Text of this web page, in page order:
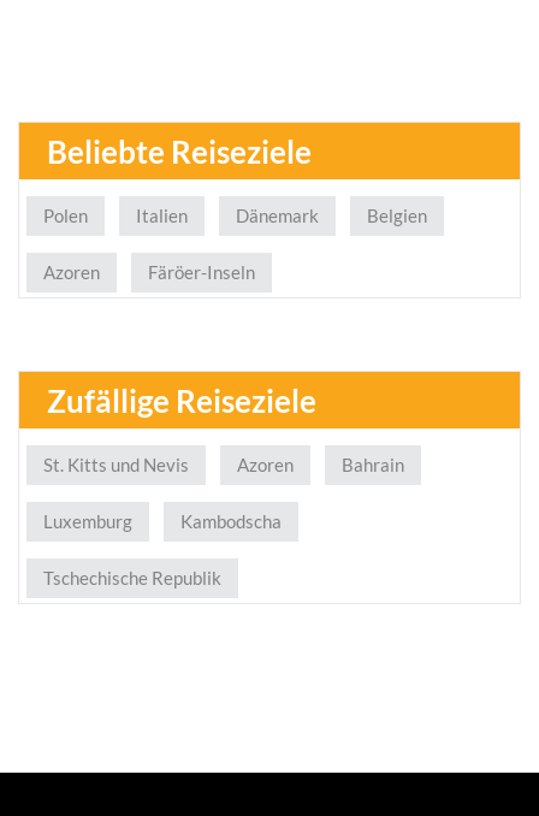
Beliebte Reiseziele
Polen Italien Dänemark Belgien
Azoren Färöer-Inseln
Zufällige Reiseziele
St. Kitts und Nevis Azoren Bahrain
Luxemburg Kambodscha
Tschechische Republik